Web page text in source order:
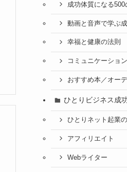
成功体質になる500
動画と音声で学ぶ
幸福と健康の法則
コミュニケーショ
おすすめ本／オー
ひとりビジネス成
ひとりネット起業
アフィリエイト
Webライター